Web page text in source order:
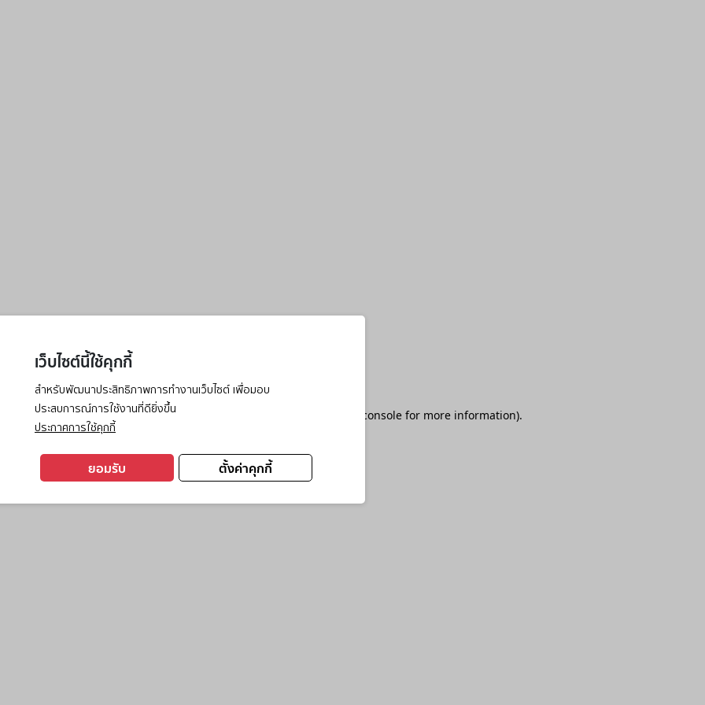
เว็บไซต์นี้ใช้คุกกี้
สำหรับพัฒนาประสิทธิภาพการทำงานเว็บไซต์ เพื่อมอบ
ประสบการณ์การใช้งานที่ดียิ่งขึ้น
ประกาศการใช้คุกกี้
ตั้งค่าคุกกี้
ยอมรับ
has occurred while loading browser console for more information).